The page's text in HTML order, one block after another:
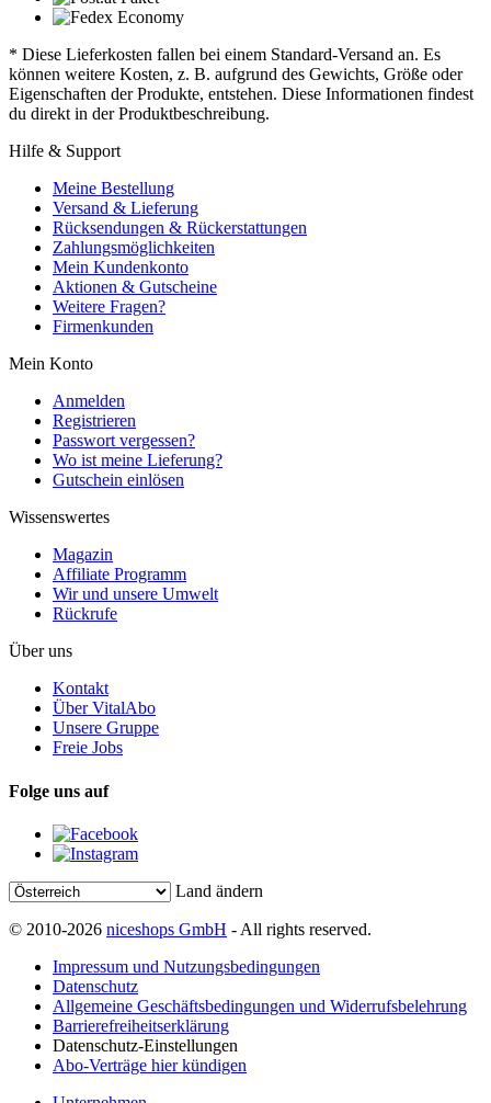
* Diese Lieferkosten fallen bei einem Standard-Versand an. Es
können weitere Kosten, z. B. aufgrund des Gewichts, Größe oder
Eigenschaften der Produkte, entstehen. Diese Informationen findest
du direkt in der Produktbeschreibung.
Hilfe & Support
Meine Bestellung
Versand & Lieferung
Rücksendungen & Rückerstattungen
Zahlungsmöglichkeiten
Mein Kundenkonto
Aktionen & Gutscheine
Weitere Fragen?
Firmenkunden
Mein Konto
Anmelden
Registrieren
Passwort vergessen?
Wo ist meine Lieferung?
Gutschein einlösen
Wissenswertes
Magazin
Affiliate Programm
Wir und unsere Umwelt
Rückrufe
Über uns
Kontakt
Über VitalAbo
Unsere Gruppe
Freie Jobs
Folge uns auf
Land ändern
© 2010-2026 niceshops GmbH - All rights reserved.
Impressum und Nutzungsbedingungen
Datenschutz
Allgemeine Geschäftsbedingungen und Widerrufsbelehrung
Barrierefreiheitserklärung
Datenschutz-Einstellungen
Abo-Verträge hier kündigen